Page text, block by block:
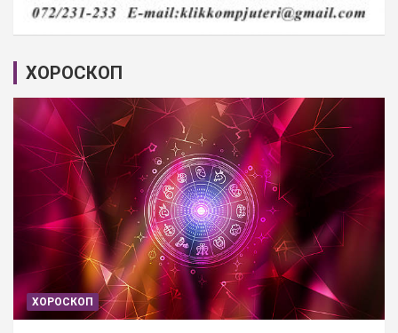
ХОРОСКОП
ХОРОСКОП